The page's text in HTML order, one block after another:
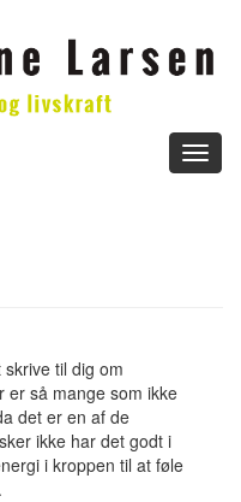
til dig om
er så mange som ikke
det er en af de
ikke har det godt i
i kroppen til at føle